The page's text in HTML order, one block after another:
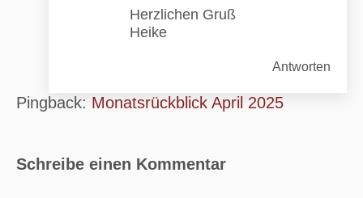
Herzlichen Gruß
Heike
Antworten
Pingback: Monatsrückblick April 2025
Schreibe einen Kommentar